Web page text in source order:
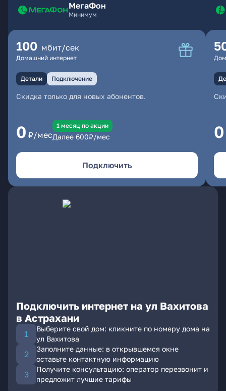
МегаФон
Минимум
100 мбит/сек
Домашний интернет
Детали Подключение
Скидка только для новых абонентов.
0 ₽/мес
1 месяц по акции
Далее 600₽/мес
Подключить
0
Подключить интернет на ул Вахитова
в Астрахани
Выберите свой дом: кликните по номеру дома на
ул Вахитова
Заполните данные: в открывшемся окне
оставьте контактную информацию
Получите консультацию: оператор перезвонит и
предложит лучшие тарифы